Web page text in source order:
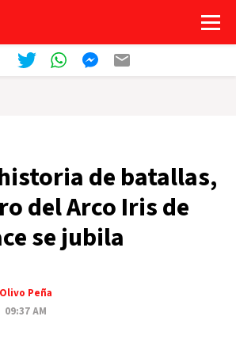
de batallas,
del Arco Iris de
se jubila
Peña
AM